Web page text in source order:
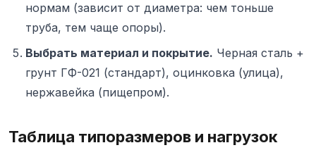
нормам (зависит от диаметра: чем тоньше
труба, тем чаще опоры).
Выбрать материал и покрытие. Черная сталь +
грунт ГФ-021 (стандарт), оцинковка (улица),
нержавейка (пищепром).
Таблица типоразмеров и нагрузок